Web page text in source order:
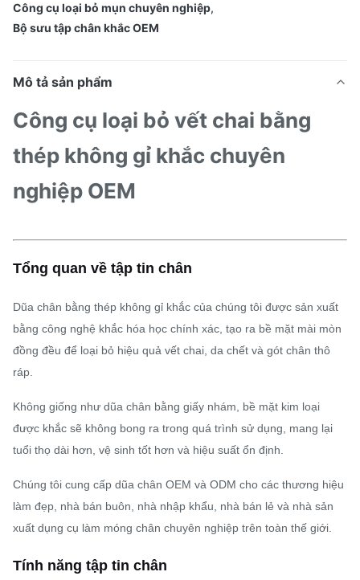
Công cụ loại bỏ mụn chuyên nghiệp,
Bộ sưu tập chân khắc OEM
Mô tả sản phẩm
Công cụ loại bỏ vết chai bằng
thép không gỉ khắc chuyên
nghiệp OEM
Tổng quan về tập tin chân
Dũa chân bằng thép không gỉ khắc của chúng tôi được sản xuất
bằng công nghệ khắc hóa học chính xác, tạo ra bề mặt mài mòn
đồng đều để loại bỏ hiệu quả vết chai, da chết và gót chân thô
ráp.
Không giống như dũa chân bằng giấy nhám, bề mặt kim loại
được khắc sẽ không bong ra trong quá trình sử dụng, mang lại
tuổi thọ dài hơn, vệ sinh tốt hơn và hiệu suất ổn định.
Chúng tôi cung cấp dũa chân OEM và ODM cho các thương hiệu
làm đẹp, nhà bán buôn, nhà nhập khẩu, nhà bán lẻ và nhà sản
xuất dụng cụ làm móng chân chuyên nghiệp trên toàn thế giới.
Tính năng tập tin chân